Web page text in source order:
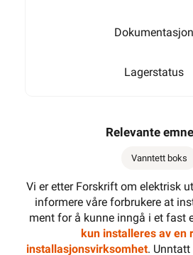
Dokumentasjon
Lagerstatus
Relevante
Vanntett boks
Vi er etter Forskrift om elektrisk
informere våre forbrukere at
ment for å kunne inngå i et fast
kun installeres av en
installasjonsvirksomhet. Unntatt